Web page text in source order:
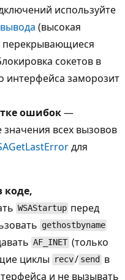
используйте
(высокая
перекрывающиеся
сокетов в
интерфейса заморозит
ошибок—
всех вызовов
для
коде,
WSAStartup перед
gethostbyname
AF_INET (только
циклы
recv/ send в
и не вызывать